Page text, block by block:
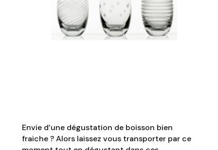
Envie d’une dégustation de boisson bien
fraiche ? Alors laissez vous transporter par ce